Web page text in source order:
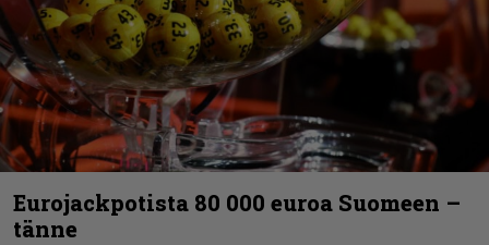
Eurojackpotista 80 000 euroa Suomeen –
tänne